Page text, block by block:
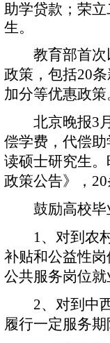
助学贷款；荣
生。
教育部首次以
政策，包括20
加分等优惠政
北京晚报3月
偿学费，代偿
读硕士研究生
政策公告》，
鼓励高校毕
1、对到农村
补贴和公益性
公共服务岗位
2、对到中西
履行一定服务